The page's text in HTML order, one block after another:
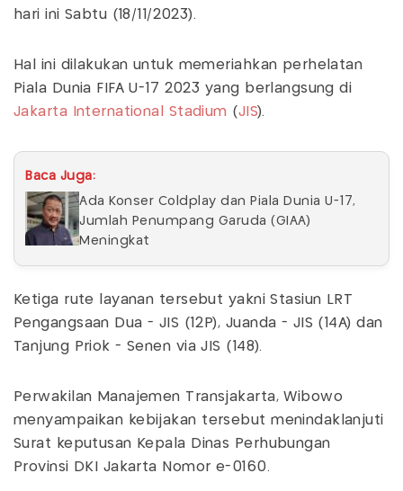
hari ini Sabtu (18/11/2023).
Hal ini dilakukan untuk memeriahkan perhelatan
Piala Dunia FIFA U-17 2023 yang berlangsung di
Jakarta International Stadium (JIS).
Baca Juga:
Ada Konser Coldplay dan Piala Dunia U-17,
Jumlah Penumpang Garuda (GIAA)
Meningkat
Ketiga rute layanan tersebut yakni Stasiun LRT
Pengangsaan Dua - JIS (12P), Juanda - JIS (14A) dan
Tanjung Priok - Senen via JIS (148).
Perwakilan Manajemen Transjakarta, Wibowo
menyampaikan kebijakan tersebut menindaklanjuti
Surat keputusan Kepala Dinas Perhubungan
Provinsi DKI Jakarta Nomor e-0160.